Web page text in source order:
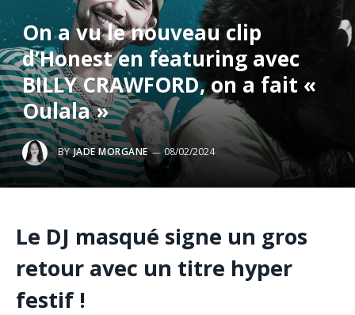
On a vu le nouveau clip
d’Honest en featuring avec
BILLY CRAWFORD, on a fait «
Oulala »
BY JADE MORGANE 08/02/2024
Le DJ masqué signe un gros
retour avec un titre hyper
festif !